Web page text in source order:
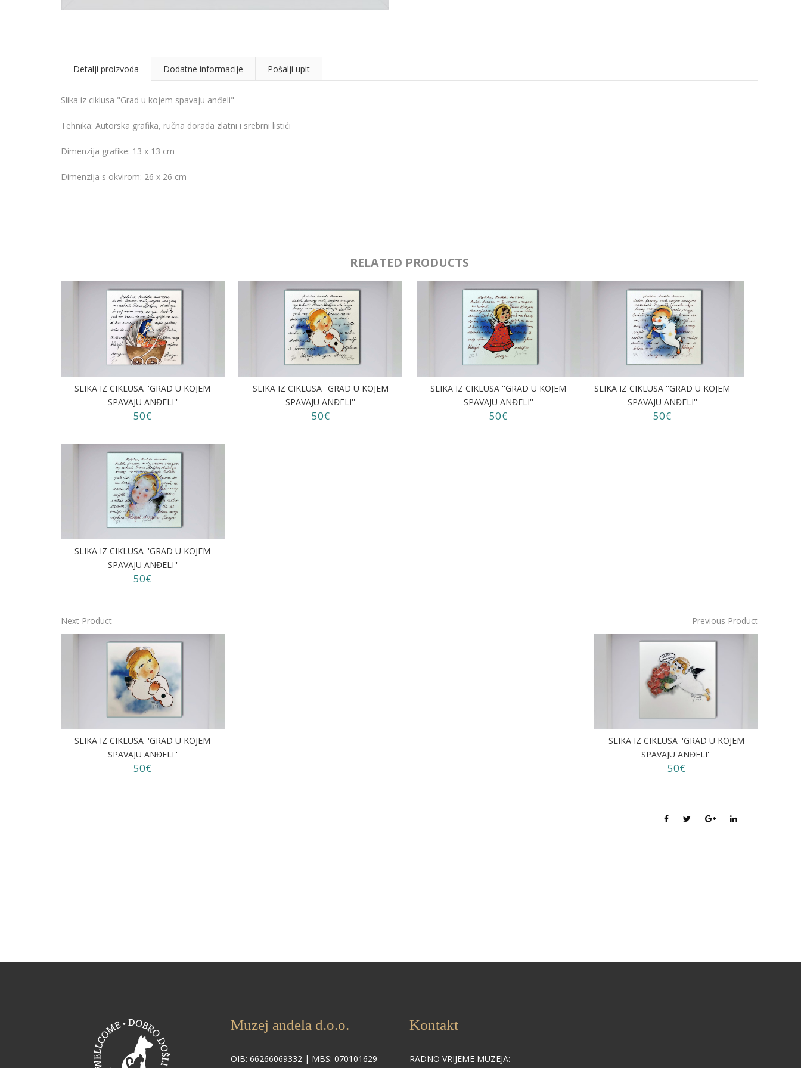
Detalji proizvoda Dodatne informacije Pošalji upit
Slika iz ciklusa "Grad u kojem spavaju anđeli"
Tehnika: Autorska grafika, ručna dorada zlatni i srebrni listići
Dimenzija grafike: 13 x 13 cm
Dimenzija s okvirom: 26 x 26 cm
RELATED PRODUCTS
SLIKA IZ CIKLUSA ''GRAD U KOJEM
SPAVAJU ANĐELI''
50€
SLIKA IZ CIKLUSA ''GRAD U KOJEM
SPAVAJU ANĐELI''
50€
SLIKA IZ CIKLUSA ''GRAD U KOJEM
SPAVAJU ANĐELI''
50€
SLIKA IZ CIKLUSA ''GRAD U KOJEM
SPAVAJU ANĐELI''
50€
SLIKA IZ CIKLUSA ''GRAD U KOJEM
SPAVAJU ANĐELI''
50€
Next Product
SLIKA IZ CIKLUSA ''GRAD U KOJEM
SPAVAJU ANĐELI''
50€
Previous Product
SLIKA IZ CIKLUSA ''GRAD U KOJEM
SPAVAJU ANĐELI''
50€
Muzej anđela d.o.o.
OIB: 66266069332 | MBS: 070101629
Kontakt
RADNO VRIJEME MUZEJA: